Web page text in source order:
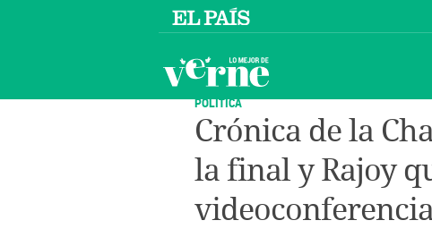
POLÍTICA
Crónica de la
la final y Rajoy